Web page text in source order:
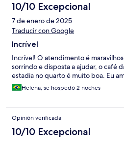
10/10 Excepcional
7 de enero de 2025
Traducir con Google
Incrível
Incrível! O atendimento é
sorrindo e disposta a ajudar, o café
estadia no quarto é muito boa. Eu
Helena, se hospedó 2 noches
Opinión verificada
10/10 Excepcional